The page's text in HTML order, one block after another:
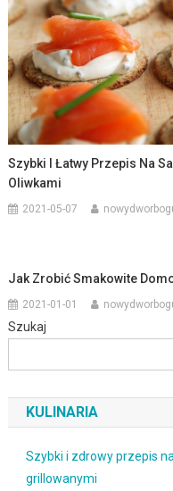
Szybki I Łatwy Przepis Na
Oliwkami
2021-05-07
Jak Zrobić Smakowite
2021-01-01
Szukaj
KULINARIA
Szybki i zdrowy przepis
grillowanymi